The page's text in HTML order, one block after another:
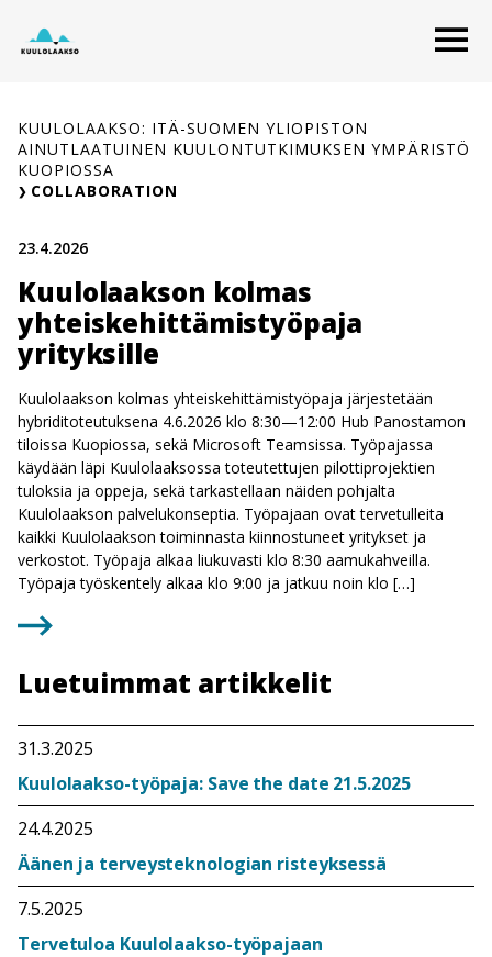
sisältöön
KUULOLAAKSO: ITÄ-SUOMEN YLIOPISTON
AINUTLAATUINEN KUULONTUTKIMUKSEN YMPÄRISTÖ
KUOPIOSSA
COLLABORATION
23.4.2026
Kuulolaakson kolmas
yhteiskehittämistyöpaja
yrityksille
Kuulolaakson kolmas yhteiskehittämistyöpaja järjestetään
hybriditoteutuksena 4.6.2026 klo 8:30—12:00 Hub Panostamon
tiloissa Kuopiossa, sekä Microsoft Teamsissa. Työpajassa
käydään läpi Kuulolaaksossa toteutettujen pilottiprojektien
tuloksia ja oppeja, sekä tarkastellaan näiden pohjalta
Kuulolaakson palvelukonseptia. Työpajaan ovat tervetulleita
kaikki Kuulolaakson toiminnasta kiinnostuneet yritykset ja
verkostot. Työpaja alkaa liukuvasti klo 8:30 aamukahveilla.
Työpaja työskentely alkaa klo 9:00 ja jatkuu noin klo […]
Luetuimmat artikkelit
31.3.2025
Kuulolaakso-työpaja: Save the date 21.5.2025
24.4.2025
Äänen ja terveysteknologian risteyksessä
7.5.2025
Tervetuloa Kuulolaakso-työpajaan